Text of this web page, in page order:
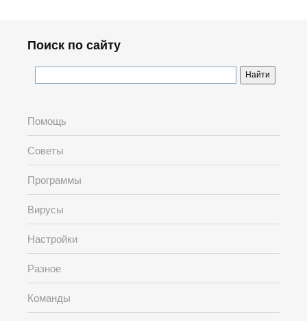
Поиск по сайту
Помощь
Советы
Программы
Вирусы
Настройки
Разное
Команды